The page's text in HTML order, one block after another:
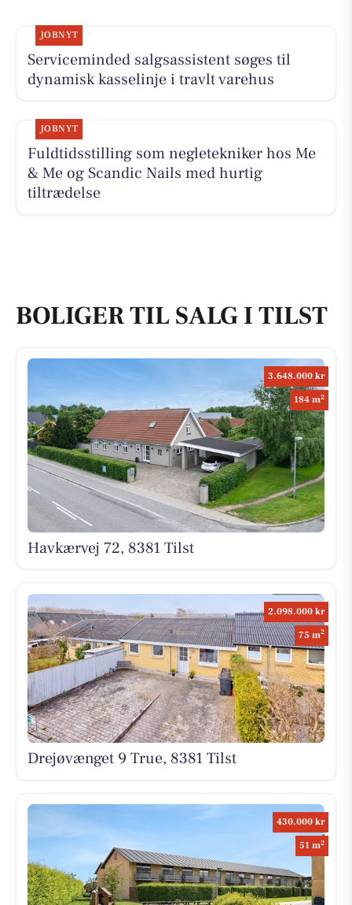
JOBNYT
Serviceminded salgsassistent søges til
dynamisk kasselinje i travlt varehus
JOBNYT
Fuldtidsstilling som negletekniker hos Me
& Me og Scandic Nails med hurtig
tiltrædelse
BOLIGER TIL SALG I TILST
3.648.000 kr
184 m2
Havkærvej 72, 8381 Tilst
2.098.000 kr
75 m2
Drejøvænget 9 True, 8381 Tilst
430.000 kr
51 m2